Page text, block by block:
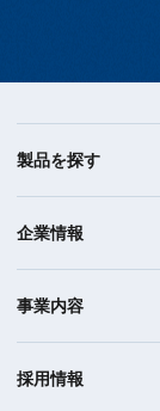
製品を探す
企業情報
事業内容
採用情報